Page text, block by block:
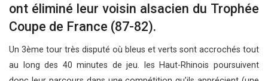
ont éliminé leur voisin alsacien du Trophée
Coupe de France (87-82).
Un 3ème tour très disputé où bleus et verts sont accrochés tout
au long des 40 minutes de jeu. les Haut-Rhinois poursuivent